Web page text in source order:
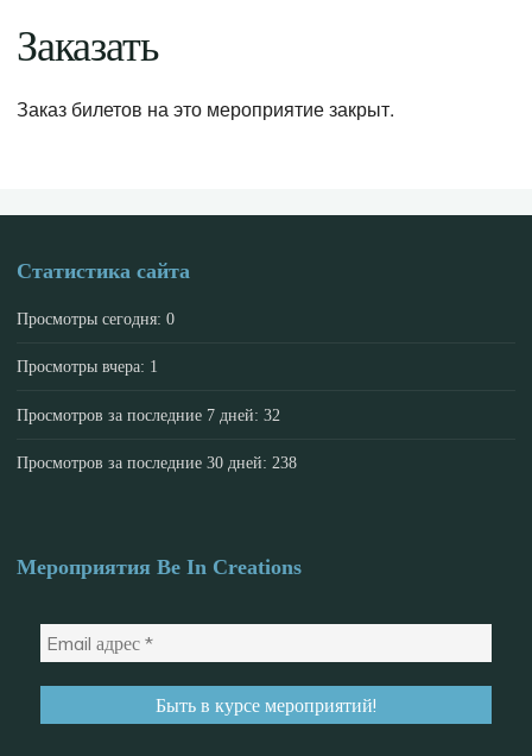
Заказать
Заказ билетов на это мероприятие закрыт.
Статистика сайта
Просмотры сегодня:0
Просмотры вчера: 1
Просмотров за последние 7 дней:32
Просмотров за последние 30 дней: 238
Мероприятия Be In Creations